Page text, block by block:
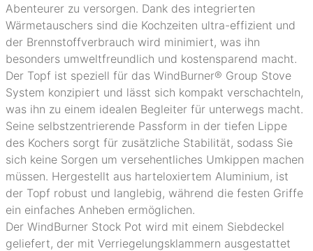
Abenteurer zu versorgen. Dank des integrierten
Wärmetauschers sind die Kochzeiten ultra-effizient und
der Brennstoffverbrauch wird minimiert, was ihn
besonders umweltfreundlich und kostensparend macht.
Der Topf ist speziell für das WindBurner® Group Stove
System konzipiert und lässt sich kompakt verschachteln,
was ihn zu einem idealen Begleiter für unterwegs macht.
Seine selbstzentrierende Passform in der tiefen Lippe
des Kochers sorgt für zusätzliche Stabilität, sodass Sie
sich keine Sorgen um versehentliches Umkippen machen
müssen. Hergestellt aus harteloxiertem Aluminium, ist
der Topf robust und langlebig, während die festen Griffe
ein einfaches Anheben ermöglichen.
Der WindBurner Stock Pot wird mit einem Siebdeckel
geliefert, der mit Verriegelungsklammern ausgestattet